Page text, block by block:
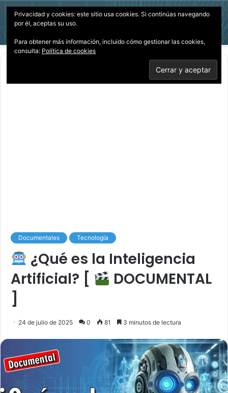
Menú
Documentales Tecnología
¿Qué es la Inteligencia
Artificial? [
DOCUMENTAL
]
24 de julio de 2025 0 81 3 minutos de lectura
Privacidad y cookies: este sitio usa cookies. Si continúas navegando
por él, aceptas su uso.
Para obtener más información, incluido cómo gestionar las cookies,
consulta: Política de cookies